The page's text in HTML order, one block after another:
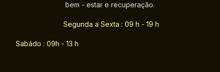
bem - estar e recuperação.
Segunda a Sexta : 09 h - 19 h
Sabádo : 09h - 13 h